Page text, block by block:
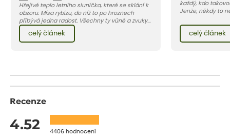
Hřejivé teplo letního sluníčka, které se sklání k
obzoru. Mísa rybízu, do níž to po hroznech
přibývá jedna radost. Všechny ty vůně a zvuky
vnese neuvěřitelný klid a radost. A taky trochu
bezstarostnosti dětství při mlsání babiččina
celý článek
každý, kdo
Jenže, někdy to
napadají larvy
květilky cibulové
celý článek
Recenze
4.52 4406 hodnocení